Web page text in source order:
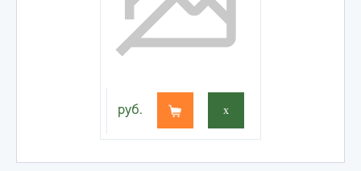
руб. x